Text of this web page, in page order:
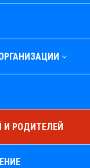
И РОДИТЕЛЕЙ